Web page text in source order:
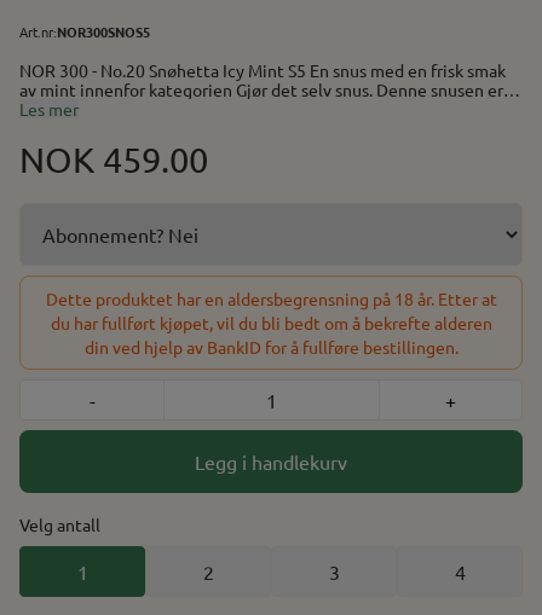
Art.nr:NOR300SNOS5
NOR 300 - No.20 Snøhetta Icy Mint S5 En snus med en frisk smak
av mint innenfor kategorien Gjør det selv snus. Denne snusen er
allerede tilsatt smak, men du kan tilsette ekstra smak hvis
den er, eller fukt den litt på tungen før du legger den inn. Du kan
også tilsette fukt selv (beskrivelse vedlagt i posen) og oppbevare
smakstilsetting. Praktisk info: Smak: Mint Type: Helhvit, Tørr
Porsjonsformat: Slim Nikotin: 16mg/gram
Les mer
NOK 459.00
Dette produktet har en aldersbegrensning på 18 år. Etter at
du har fullført kjøpet, vil du bli bedt om å bekrefte alderen
din ved hjelp av BankID for å fullføre bestillingen.
- +
Legg i handlekurv
Velg antall
1 2 3 4